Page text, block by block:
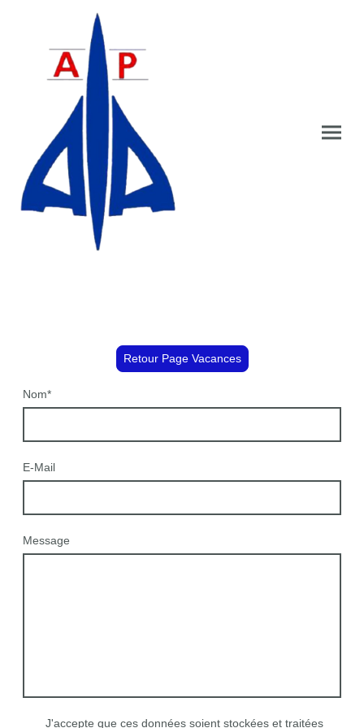
Nom*
E-Mail
Message
J'accepte que ces données soient stockées et traitées
Retour Page Vacances